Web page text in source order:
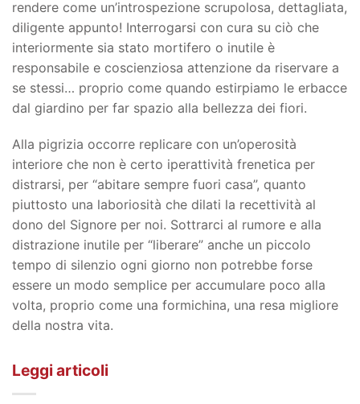
rendere come un’introspezione scrupolosa, dettagliata,
diligente appunto! Interrogarsi con cura su ciò che
interiormente sia stato mortifero o inutile è
responsabile e coscienziosa attenzione da riservare a
se stessi… proprio come quando estirpiamo le erbacce
dal giardino per far spazio alla bellezza dei fiori.
Alla pigrizia occorre replicare con un’operosità
interiore che non è certo iperattività frenetica per
distrarsi, per “abitare sempre fuori casa”, quanto
piuttosto una laboriosità che dilati la recettività al
dono del Signore per noi. Sottrarci al rumore e alla
distrazione inutile per “liberare” anche un piccolo
tempo di silenzio ogni giorno non potrebbe forse
essere un modo semplice per accumulare poco alla
volta, proprio come una formichina, una resa migliore
della nostra vita.
Leggi articoli